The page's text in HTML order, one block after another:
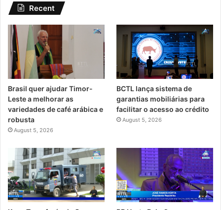
Recent
Brasil quer ajudar Timor-
Leste a melhorar as
variedades de café arábica e
robusta
August 5, 2026
BCTL lança sistema de
garantias mobiliárias para
facilitar o acesso ao crédito
August 5, 2026